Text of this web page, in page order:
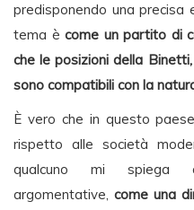
predisponendo una precisa
tema è come un partito di
che le posizioni della
sono compatibili con la
È vero che in questo
rispetto alle società
qualcuno mi spiega
argomentative, come una